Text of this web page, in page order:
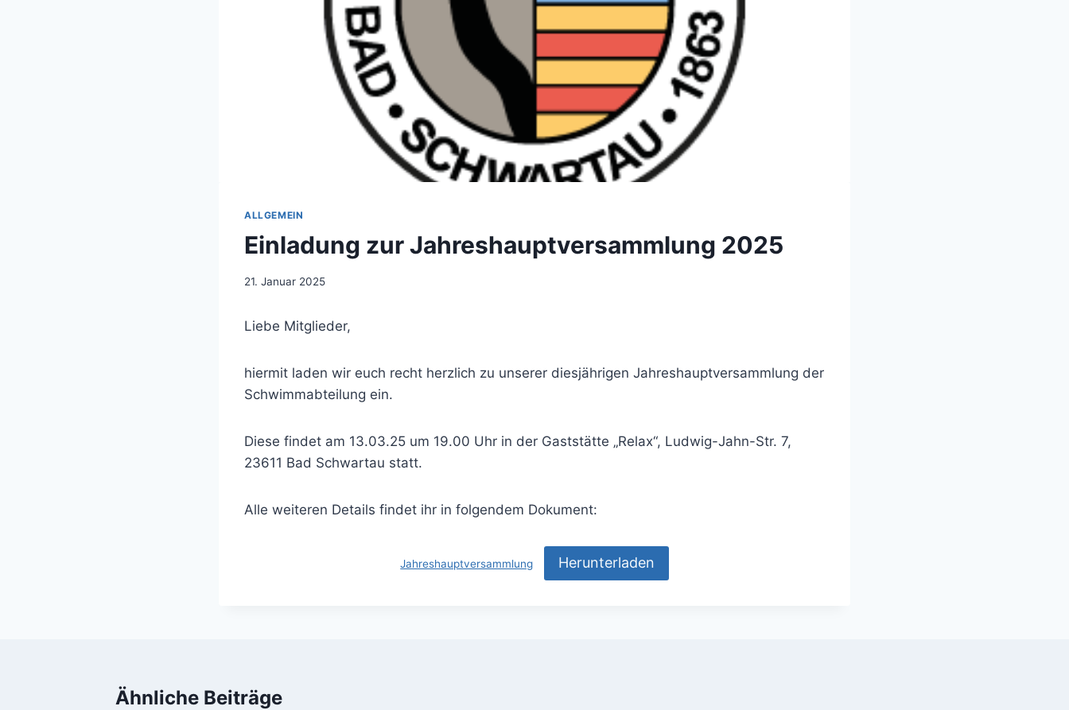
ALLGEMEIN
Einladung zur Jahreshauptversammlung 2025
21. Januar 2025
Liebe Mitglieder,
hiermit laden wir euch recht herzlich zu unserer diesjährigen Jahreshauptversammlung der
Schwimmabteilung ein.
Diese findet am 13.03.25 um 19.00 Uhr in der Gaststätte „Relax“, Ludwig-Jahn-Str. 7,
23611 Bad Schwartau statt.
Alle weiteren Details findet ihr in folgendem Dokument:
Jahreshauptversammlung Herunterladen
Ähnliche Beiträge